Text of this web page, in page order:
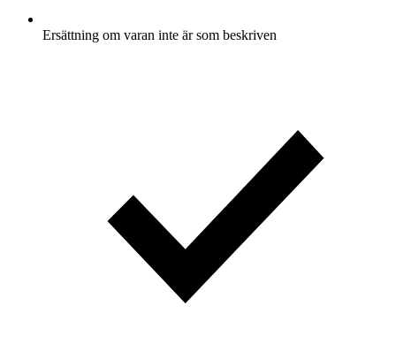
Ersättning om varan inte är som beskriven